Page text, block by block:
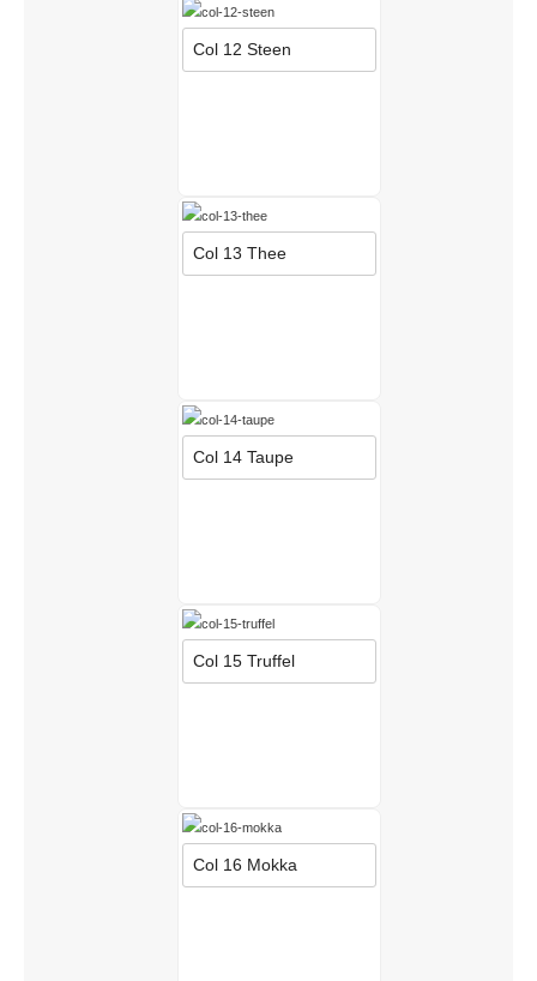
Col 12 Steen
Col 13 Thee
Col 14 Taupe
Col 15 Truffel
Col 16 Mokka